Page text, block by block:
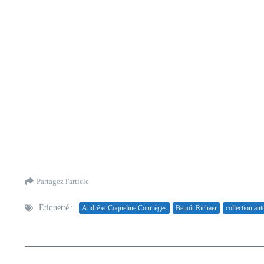
Partagez l'article
Étiquetté : André et Coqueline Courrèges Benoît Richaer collection